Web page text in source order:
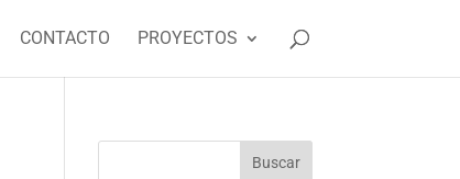
CONTACTO PROYECTOS